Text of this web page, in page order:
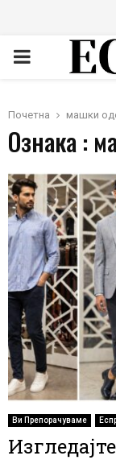
PRIMARY
Почетна машки
Ознака :
Ви Препорачуваме